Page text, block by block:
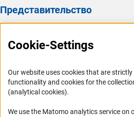
Представительство
История Представительства 2003 - 2022
Органы управления
Задачи DFG
История DFG
Cookie-Settings
Our website uses cookies that are
functionality and cookies for the
(analytical cookies).
We use the Matomo analytics service on